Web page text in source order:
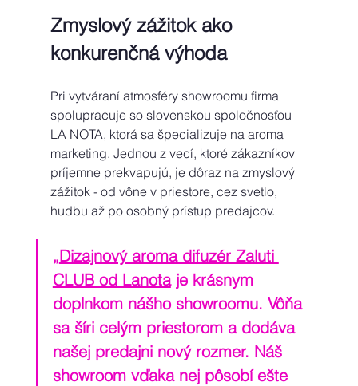
Zmyslový zážitok ako
konkurenčná výhoda
Pri vytváraní atmosféry showroomu firma
spolupracuje so slovenskou spoločnosťou
LA NOTA, ktorá sa špecializuje na aroma
marketing. Jednou z vecí, ktoré zákazníkov
príjemne prekvapujú, je dôraz na zmyslový
zážitok - od vône v priestore, cez svetlo,
hudbu až po osobný prístup predajcov.
„Dizajnový aroma difuzér Zaluti
CLUB od Lanota je krásnym
doplnkom nášho showroomu. Vôňa
sa šíri celým priestorom a dodáva
našej predajni nový rozmer. Náš
showroom vďaka nej pôsobí ešte